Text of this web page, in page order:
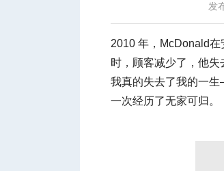
发
2010 年，McDonald
时，顾客减少了，他
我真的失去了我的一
一次经历了无家可归。